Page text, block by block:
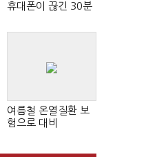
휴대폰이 끊긴 30분
여름철 온열질환 보
험으로 대비